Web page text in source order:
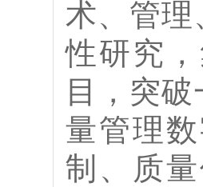
术、管理
性研究
目，突
量管理
制、质